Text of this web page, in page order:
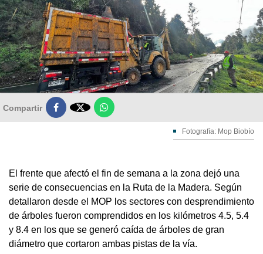
Compartir 
Fotografía: Mop Biobío
El frente que afectó el fin de semana a la zona dejó una
serie de consecuencias en la Ruta de la Madera. Según
detallaron desde el MOP los sectores con desprendimiento
de árboles fueron comprendidos en los kilómetros 4.5, 5.4
y 8.4 en los que se generó caída de árboles de gran
diámetro que cortaron ambas pistas de la vía.